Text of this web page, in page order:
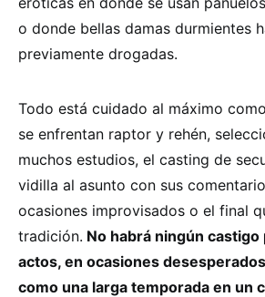
o donde bellas damas durmientes
previamente drogadas.
Todo está cuidado al máximo
se enfrentan raptor y rehén,
muchos estudios, el casting de
vidilla al asunto con sus
ocasiones improvisados o el final
tradición. No habrá ningún
actos, en ocasiones
como una larga temporada en un